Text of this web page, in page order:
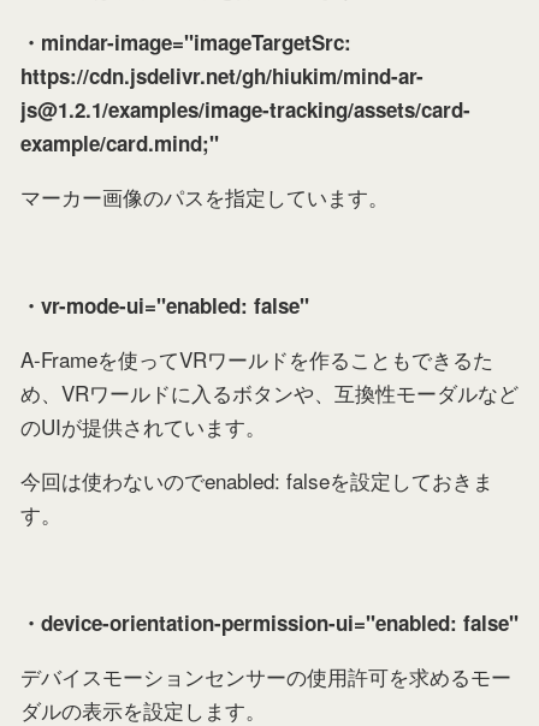
・mindar-image="imageTargetSrc:
https://cdn.jsdelivr.net/gh/hiukim/mind-ar-
js@1.2.1/examples/image-tracking/assets/card-
example/card.mind;"
マーカー画像のパスを指定しています。
・vr-mode-ui="enabled: false"
A-Frameを使ってVRワールドを作ることもできるた
め、VRワールドに入るボタンや、互換性モーダルなど
のUIが提供されています。
今回は使わないのでenabled: falseを設定しておきま
す。
・device-orientation-permission-ui="enabled: false"
デバイスモーションセンサーの使用許可を求めるモー
ダルの表示を設定します。